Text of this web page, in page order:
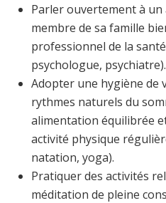
Parler ouvertement à un
membre de sa famille
professionnel de la
psychologue, psychiatre).
Adopter une hygiène de
rythmes naturels du
alimentation équilibrée
activité physique
natation, yoga).
Pratiquer des activités
méditation de pleine